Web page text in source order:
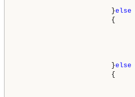
}else
{
}else
{